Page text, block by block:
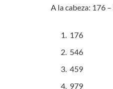
A la cabeza: 176
176
546
459
979